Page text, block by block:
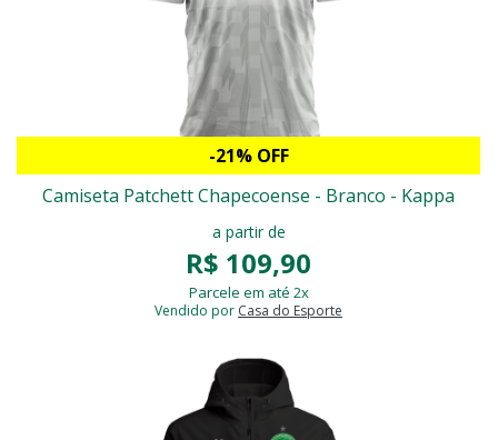
-21% OFF
Camiseta Patchett Chapecoense - Branco - Kappa
a partir de
R$ 109,90
Parcele em até 2x
Vendido por Casa do Esporte